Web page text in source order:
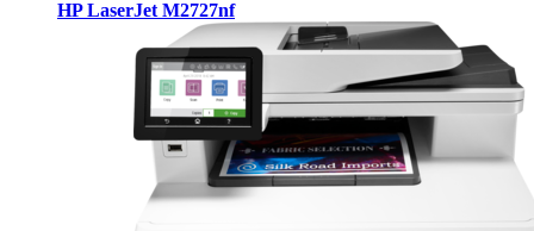
HP LaserJet M2727nf